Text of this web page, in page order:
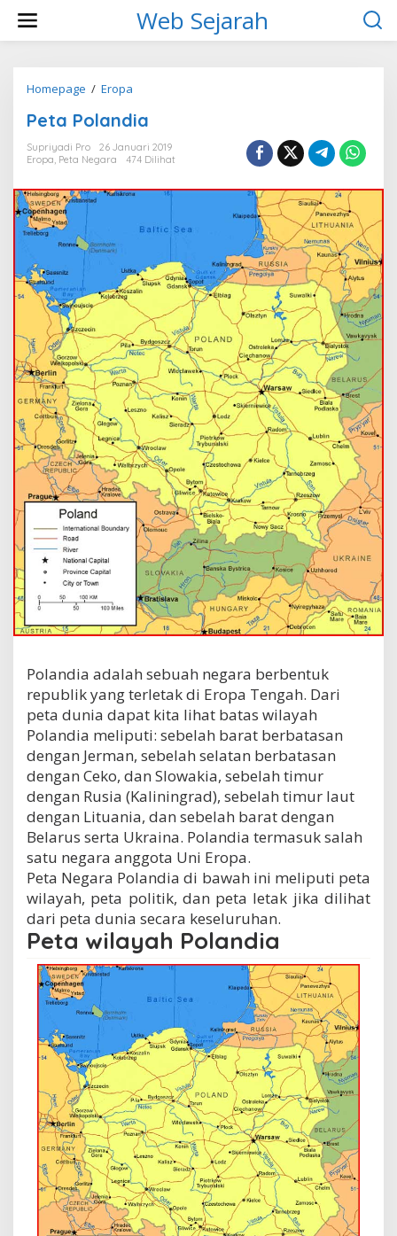
w
Web Sejarah
Homepage / Eropa
t
P
o
a
Peta Polandia
Supriyadi Pro
26 Januari 2019
Eropa, Peta Negara 474 Dilihat
Polandia adalah sebuah negara berbentuk
republik yang terletak di Eropa Tengah. Dari
peta dunia dapat kita lihat batas wilayah
Polandia meliputi: sebelah barat berbatasan
dengan Jerman, sebelah selatan berbatasan
dengan Ceko, dan Slowakia, sebelah timur
dengan Rusia (Kaliningrad), sebelah timur laut
dengan Lituania, dan sebelah barat dengan
Belarus serta Ukraina. Polandia termasuk salah
satu negara anggota Uni Eropa.
Peta Negara Polandia di bawah ini meliputi peta
wilayah, peta politik, dan peta letak jika dilihat
dari peta dunia secara keseluruhan.
Peta wilayah Polandia